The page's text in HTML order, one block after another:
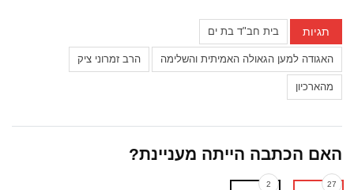
תגיות בית חב"ד בת ים
האגודה למען הגאולה האמיתית והשלימה הרב זמרוני ציק
מהארכיון
האם הכתבה הייתה מעניינת?
27
2